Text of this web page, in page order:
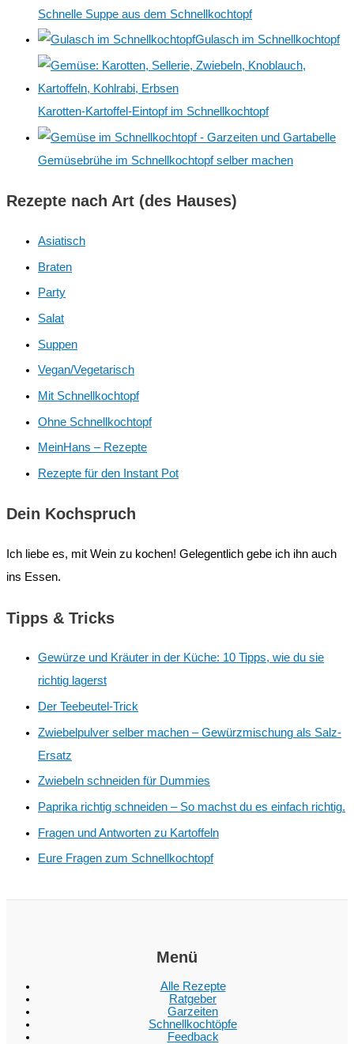
Schnelle Suppe aus dem Schnellkochtopf
Gulasch im Schnellkochtopf
Karotten-Kartoffel-Eintopf im Schnellkochtopf
Gemüsebrühe im Schnellkochtopf selber machen
Rezepte nach Art (des Hauses)
Asiatisch
Braten
Party
Salat
Suppen
Vegan/Vegetarisch
Mit Schnellkochtopf
Ohne Schnellkochtopf
MeinHans – Rezepte
Rezepte für den Instant Pot
Dein Kochspruch
Ich liebe es, mit Wein zu kochen! Gelegentlich gebe ich ihn auch
ins Essen.
Tipps & Tricks
Gewürze und Kräuter in der Küche: 10 Tipps, wie du sie
richtig lagerst
Der Teebeutel-Trick
Zwiebelpulver selber machen – Gewürzmischung als Salz-
Ersatz
Zwiebeln schneiden für Dummies
Paprika richtig schneiden – So machst du es einfach richtig.
Fragen und Antworten zu Kartoffeln
Eure Fragen zum Schnellkochtopf
Menü
Alle Rezepte
Ratgeber
Garzeiten
Schnellkochtöpfe
Feedback